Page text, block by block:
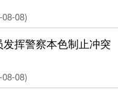
08)
挥警察本色制止冲突
08)